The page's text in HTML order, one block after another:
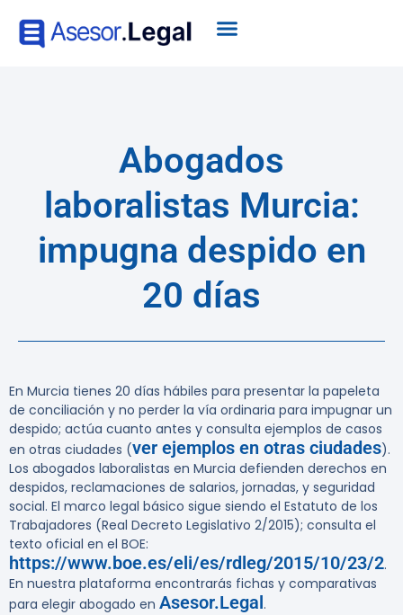
Abogados
laboralistas Murcia:
impugna despido en
20 días
En Murcia tienes 20 días hábiles para presentar la papeleta
de conciliación y no perder la vía ordinaria para impugnar un
despido; actúa cuanto antes y consulta ejemplos de casos
en otras ciudades (ver ejemplos en otras ciudades).
Los abogados laboralistas en Murcia defienden derechos en
despidos, reclamaciones de salarios, jornadas, y seguridad
social. El marco legal básico sigue siendo el Estatuto de los
Trabajadores (Real Decreto Legislativo 2/2015); consulta el
texto oficial en el BOE:
https://www.boe.es/eli/es/rdleg/2015/10/23/2.
En nuestra plataforma encontrarás fichas y comparativas
para elegir abogado en Asesor.Legal.